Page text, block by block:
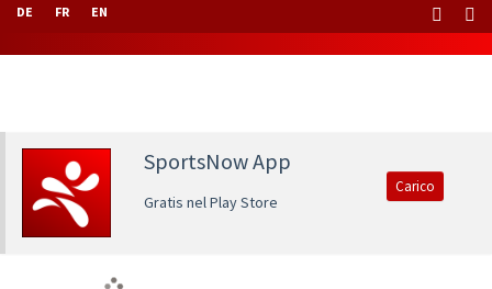
DE FR EN
SportsNow App
Gratis nel Play Store
Carico